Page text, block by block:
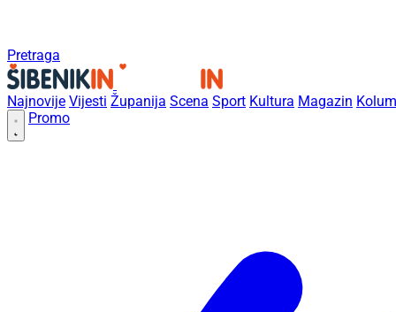
Pretraga
Najnovije Vijesti Županija Scena Sport Kultura Magazin
Promo